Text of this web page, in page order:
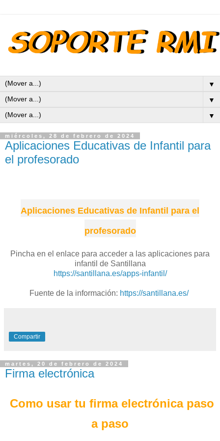
▼
▼
▼
miércoles, 28 de febrero de 2024
Aplicaciones Educativas de Infantil para
el profesorado
Aplicaciones Educativas de Infantil para el
profesorado
Pincha en el enlace para acceder a las aplicaciones para
infantil de Santillana
https://santillana.es/apps-infantil/
Fuente de la información: https://santillana.es/
Compartir
martes, 20 de febrero de 2024
Firma electrónica
Como usar tu firma electrónica paso
a paso